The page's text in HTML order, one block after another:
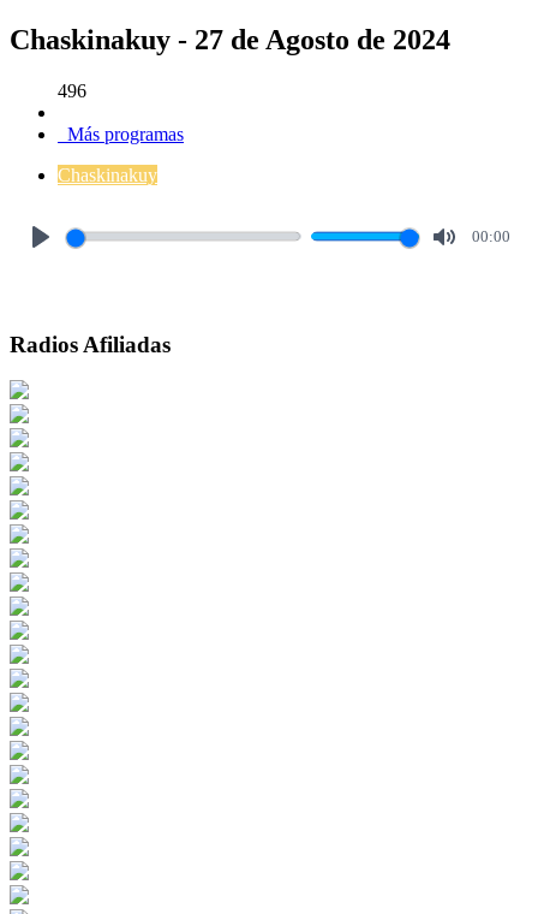
Chaskinakuy - 27 de Agosto de 2024
496
Más programas
Chaskinakuy
00:00
Radios Afiliadas